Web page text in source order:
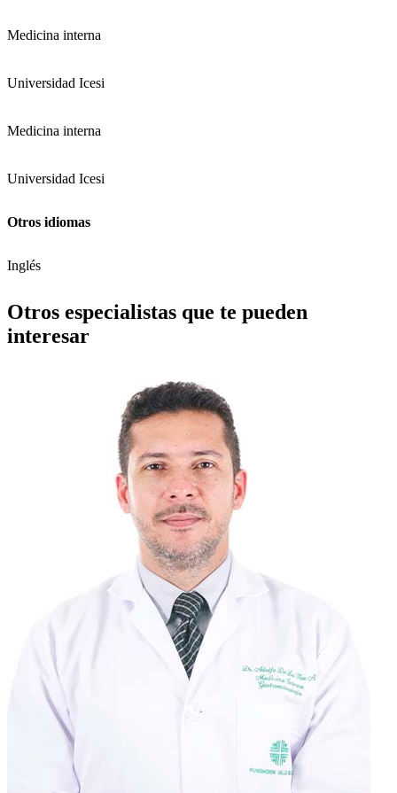
Medicina interna
Universidad Icesi
Medicina interna
Universidad Icesi
Otros idiomas
Inglés
Otros especialistas que te pueden
interesar